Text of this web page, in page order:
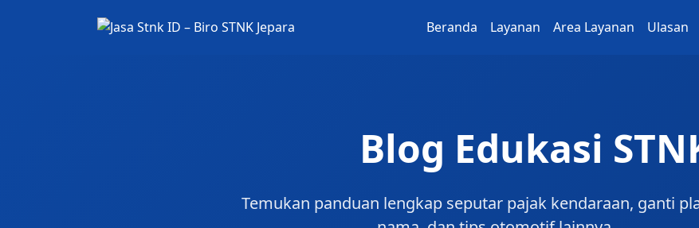
Beranda Layanan Area Layanan Ulasan
Blog Edukasi
Temukan panduan lengkap seputar pajak kendaraan, ganti